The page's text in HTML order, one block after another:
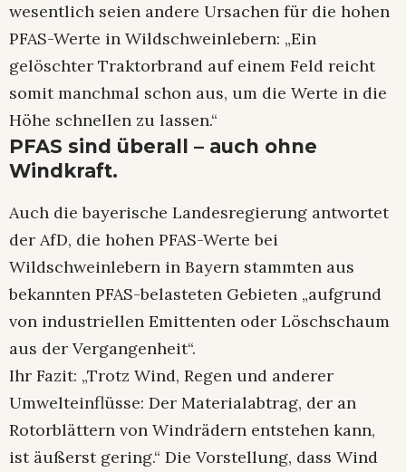
wesentlich seien andere Ursachen für die hohen
PFAS-Werte in Wildschweinlebern: „Ein
gelöschter Traktorbrand auf einem Feld reicht
somit manchmal schon aus, um die Werte in die
Höhe schnellen zu lassen.“
PFAS sind überall – auch ohne
Windkraft.
Auch die bayerische Landesregierung antwortet
der AfD, die hohen PFAS-Werte bei
Wildschweinlebern in Bayern stammten aus
bekannten PFAS-belasteten Gebieten „aufgrund
von industriellen Emittenten oder Löschschaum
aus der Vergangenheit“.
Ihr Fazit: „Trotz Wind, Regen und anderer
Umwelteinflüsse: Der Materialabtrag, der an
Rotorblättern von Windrädern entstehen kann,
ist äußerst gering.“ Die Vorstellung, dass Wind